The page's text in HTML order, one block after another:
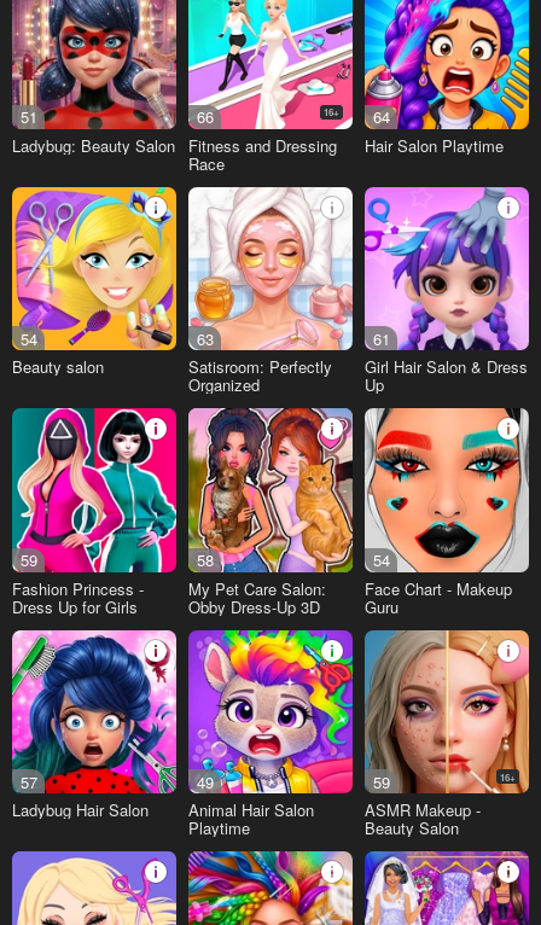
51
Ladybug: Beauty Salon
66 16+
Fitness and Dressing
Race
64
Hair Salon Playtime
54
Beauty salon
63
Satisroom: Perfectly
Organized
61
Girl Hair Salon & Dress
Up
59
Fashion Princess -
Dress Up for Girls
58
My Pet Care Salon:
Obby Dress-Up 3D
54
Face Chart - Makeup
Guru
57
Ladybug Hair Salon
49
Animal Hair Salon
Playtime
59 16+
ASMR Makeup -
Beauty Salon